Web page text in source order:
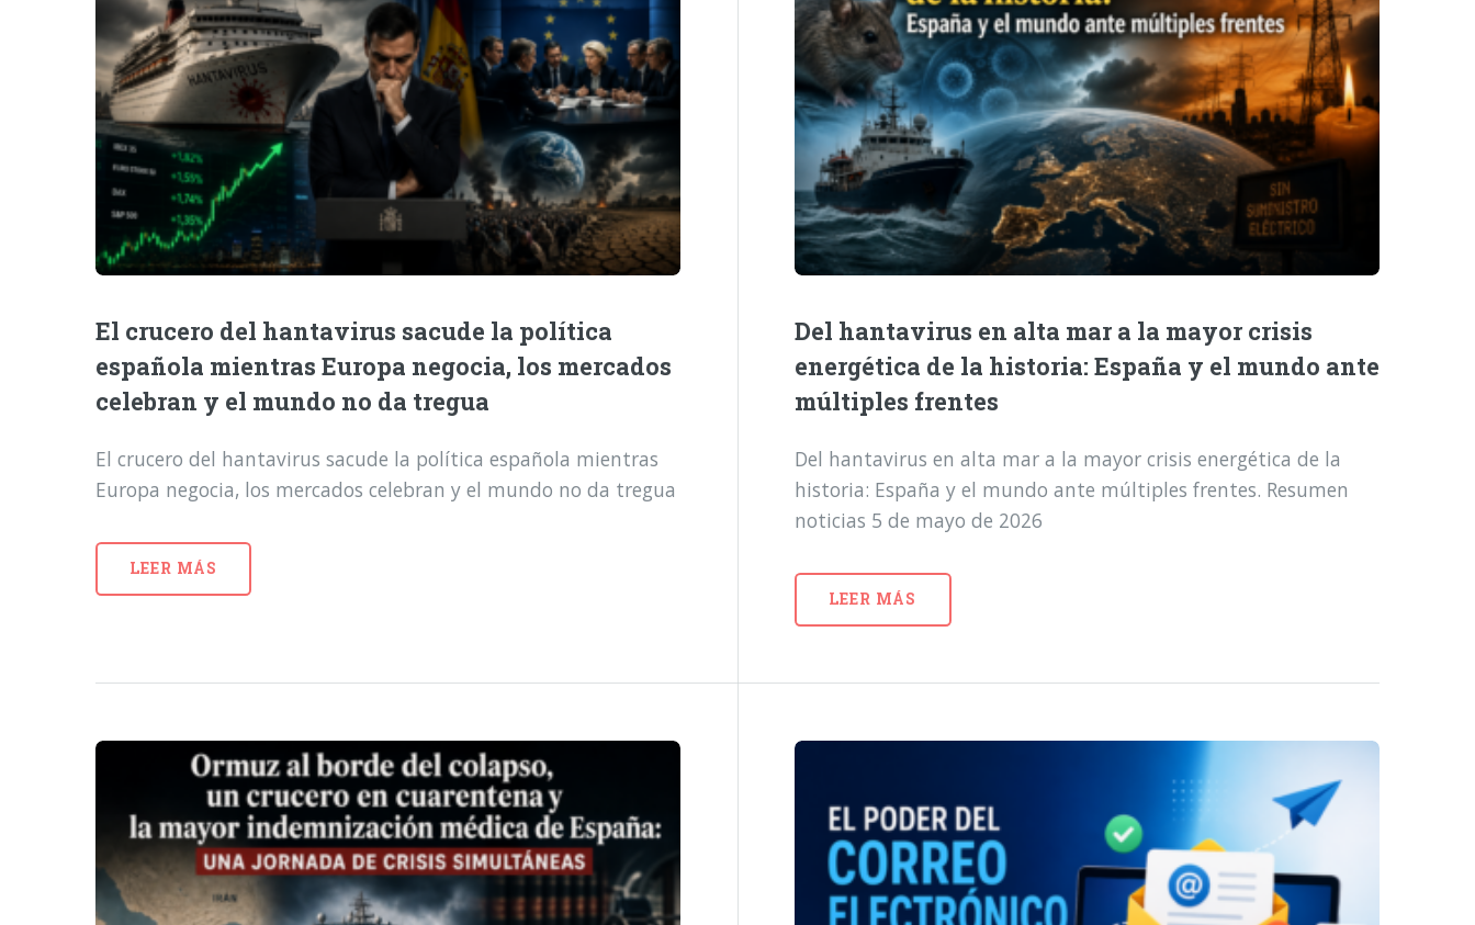
El crucero del hantavirus sacude la política
española mientras Europa negocia, los mercados
celebran y el mundo no da tregua
El crucero del hantavirus sacude la política española mientras
Europa negocia, los mercados celebran y el mundo no da tregua
LEER MÁS
Del hantavirus en alta mar a la mayor crisis
energética de la historia: España y el mundo ante
múltiples frentes
Del hantavirus en alta mar a la mayor crisis energética de la
historia: España y el mundo ante múltiples frentes. Resumen
noticias 5 de mayo de 2026
LEER MÁS